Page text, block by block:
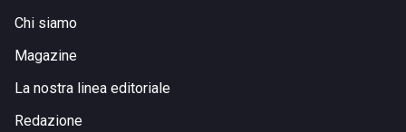
Chi siamo
Magazine
La nostra linea editoriale
Redazione